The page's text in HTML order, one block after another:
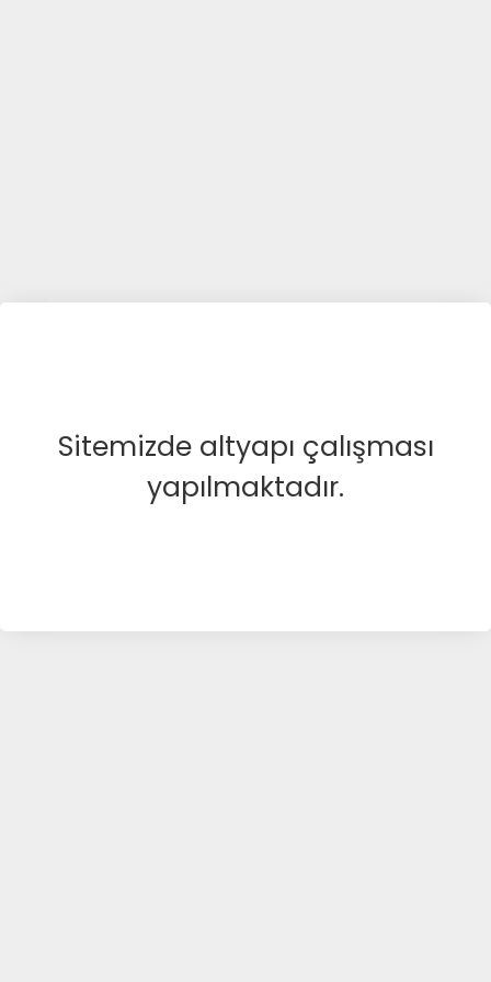
Sitemizde altyapı çalışması
yapılmaktadır.